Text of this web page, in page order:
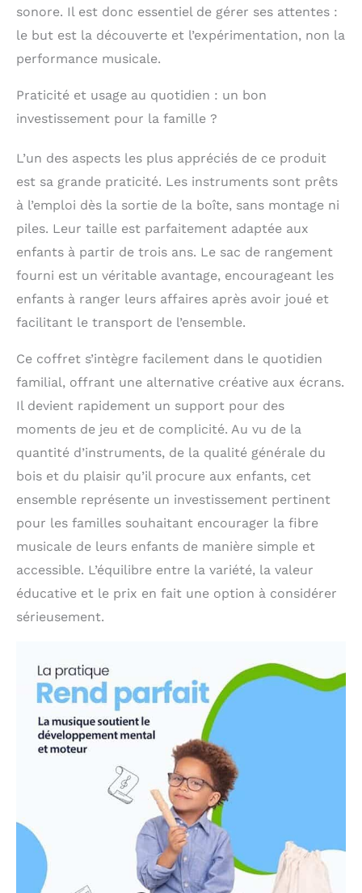
sonore. Il est donc essentiel de gérer ses attentes :
le but est la découverte et l’expérimentation, non la
performance musicale.
Praticité et usage au quotidien : un bon
investissement pour la famille ?
L’un des aspects les plus appréciés de ce produit
est sa grande praticité. Les instruments sont prêts
à l’emploi dès la sortie de la boîte, sans montage ni
piles. Leur taille est parfaitement adaptée aux
enfants à partir de trois ans. Le sac de rangement
fourni est un véritable avantage, encourageant les
enfants à ranger leurs affaires après avoir joué et
facilitant le transport de l’ensemble.
Ce coffret s’intègre facilement dans le quotidien
familial, offrant une alternative créative aux écrans.
Il devient rapidement un support pour des
moments de jeu et de complicité. Au vu de la
quantité d’instruments, de la qualité générale du
bois et du plaisir qu’il procure aux enfants, cet
ensemble représente un investissement pertinent
pour les familles souhaitant encourager la fibre
musicale de leurs enfants de manière simple et
accessible. L’équilibre entre la variété, la valeur
éducative et le prix en fait une option à considérer
sérieusement.